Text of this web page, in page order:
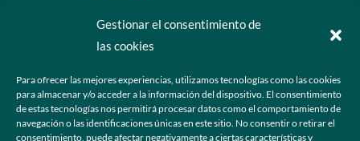
Gestionar el consentimiento de
las cookies
Para ofrecer las mejores experiencias, utilizamos tecnologías como las cookies
para almacenar y/o acceder a la información del dispositivo. El consentimiento
de estas tecnologías nos permitirá procesar datos como el comportamiento de
navegación o las identificaciones únicas en este sitio. No consentir o retirar el
consentimiento, puede afectar negativamente a ciertas características y
 +52 55 6173 7725 (Ventas)
 hola@grupo-omk.com